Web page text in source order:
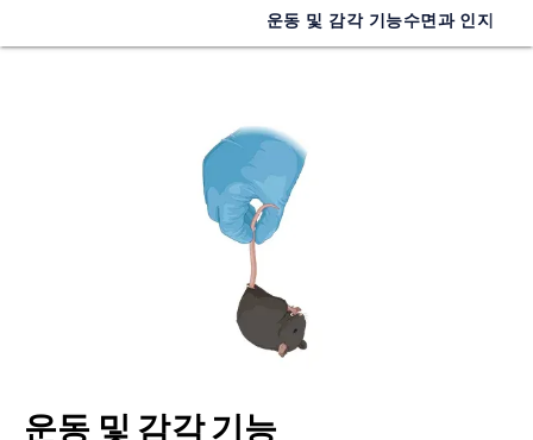
운동 및 감각 기능수면과 인지
운동 및 감각 기능